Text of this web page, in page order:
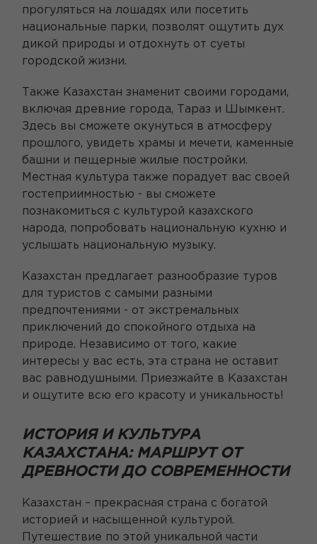
прогуляться на лошадях или посетить
национальные парки, позволят ощутить дух
дикой природы и отдохнуть от суеты
городской жизни.
Также Казахстан знаменит своими городами,
включая древние города, Тараз и Шымкент.
Здесь вы сможете окунуться в атмосферу
прошлого, увидеть храмы и мечети, каменные
башни и пещерные жилые постройки.
Местная культура также порадует вас своей
гостеприимностью - вы сможете
познакомиться с культурой казахского
народа, попробовать национальную кухню и
услышать национальную музыку.
Казахстан предлагает разнообразие туров
для туристов с самыми разными
предпочтениями - от экстремальных
приключений до спокойного отдыха на
природе. Независимо от того, какие
интересы у вас есть, эта страна не оставит
вас равнодушными. Приезжайте в Казахстан
и ощутите всю его красоту и уникальность!
ИСТОРИЯ И КУЛЬТУРА
КАЗАХСТАНА: МАРШРУТ ОТ
ДРЕВНОСТИ ДО СОВРЕМЕННОСТИ
Казахстан – прекрасная страна с богатой
историей и насыщенной культурой.
Путешествие по этой уникальной части